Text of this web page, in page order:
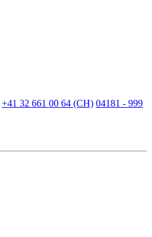
+41 32 661 00 64 (CH) 04181 - 999